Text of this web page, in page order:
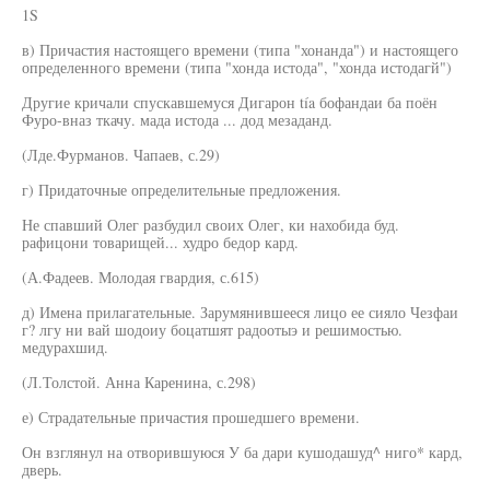
1S
в) Причастия настоящего времени (типа "хонанда") и настоящего
определенного времени (типа "хонда истода", "хонда истодагй")
Другие кричали спускавшемуся Дигарон tía бофандаи ба поён
Фуро-вназ ткачу. мада истода ... дод мезаданд.
(Лде.Фурманов. Чапаев, с.29)
г) Придаточные определительные предложения.
Не спавший Олег разбудил своих Олег, ки нахобида буд.
рафицони товарищей... худро бедор кард.
(А.Фадеев. Молодая гвардия, с.615)
д) Имена прилагательные. Зарумянившееся лицо ее сияло Чезфаи
г? лгу ни вай шодоиу боцатшят радоотыэ и решимостью.
медурахшид.
(Л.Толстой. Анна Каренина, с.298)
е) Страдательные причастия прошедшего времени.
Он взглянул на отворившуюся У ба дари кушодашуд^ ниго* кард,
дверь.